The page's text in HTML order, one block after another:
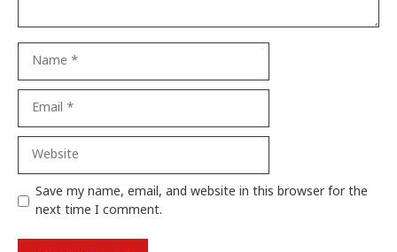
Website
Save my name, email, and website in this browser for the
next time I comment.